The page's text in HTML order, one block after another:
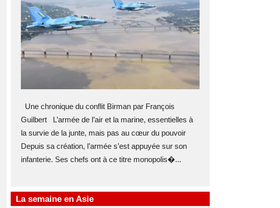
Une chronique du conflit Birman par François
Guilbert L’armée de l’air et la marine, essentielles à
la survie de la junte, mais pas au cœur du pouvoir
Depuis sa création, l’armée s’est appuyée sur son
infanterie. Ses chefs ont à ce titre monopolis�...
La semaine en Asie